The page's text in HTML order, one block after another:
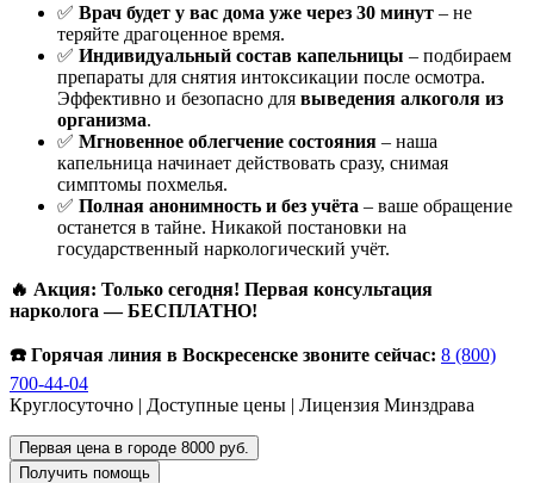
✅ Врач будет у вас дома уже через 30 минут – не
теряйте драгоценное время.
✅ Индивидуальный состав капельницы – подбираем
препараты для снятия интоксикации после осмотра.
Эффективно и безопасно для выведения алкоголя из
организма.
✅ Мгновенное облегчение состояния – наша
капельница начинает действовать сразу, снимая
симптомы похмелья.
✅ Полная анонимность и без учёта – ваше обращение
останется в тайне. Никакой постановки на
государственный наркологический учёт.
🔥 Акция: Только сегодня! Первая консультация
нарколога — БЕСПЛАТНО!
☎️ Горячая линия в Воскресенске звоните сейчас: 8 (800)
700-44-04
Круглосуточно | Доступные цены | Лицензия Минздрава
Первая цена в городе 8000 руб.
Получить помощь